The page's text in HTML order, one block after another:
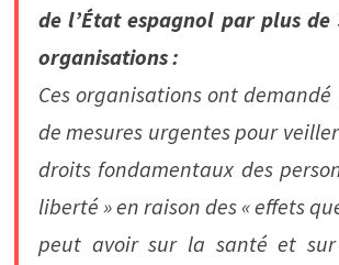
de l’État espagnol par plus
organisations :
Ces organisations ont demandé
de mesures urgentes pour
droits fondamentaux des
liberté » en raison des « effets
peut avoir sur la santé et